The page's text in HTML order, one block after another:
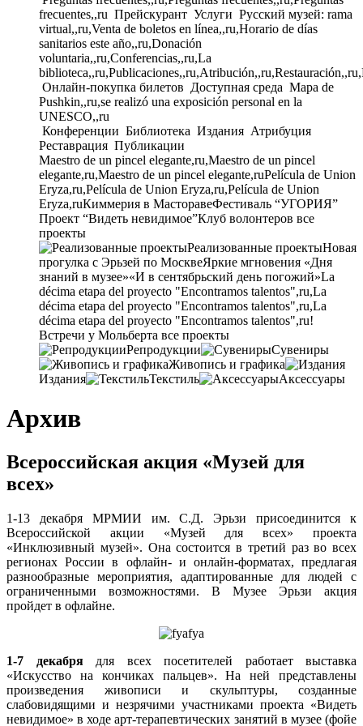
frecuentes,,ru Прейскурант Услуги Русский музей: rama
virtual,,ru,Venta de boletos en línea,,ru,Horario de días
sanitarios este año,,ru,Donación
voluntaria,,ru,Conferencias,,ru,La
Онлайн-покупка билетов Доступная среда Mapa de
Pushkin,,ru,se realizó una exposición personal en la
UNESCO,,ru
Конференции Библиотека Издания Атрибуция
Реставрация Публикации
Maestro de un pincel elegante,ru,Maestro de un pincel
elegante,ru,Maestro de un pincel elegante,ruPelícula de Union
Eryza,ru,Película de Union Eryza,ru,Película de Union
Eryza,ruКиммерия в МасторавеФестиваль “УГОРИЯ”
Проект “Видеть невидимое”Клуб волонтеров все
проекты
Реализованные проектыНовая
прогулка с Эрьзей по МосквеЯркие мгновения «Дня
знаний в музее»«И в сентябрьский день погожий»La
décima etapa del proyecto "Encontramos talentos",ru,La
décima etapa del proyecto "Encontramos talentos",ru,La
décima etapa del proyecto "Encontramos talentos",ru!
Встречи у Мольберта все проекты
Репродукции
Сувениры
Живопись и графика
Издания
Текстиль Аксессуары
Архив
Всероссийская акция «Музей для
всех»
1-13 декабря МРМИИ им. С.Д. Эрьзи присоединится к
Всероссийской акции «Музей для всех» проекта
«Инклюзивный музей». Она состоится в третий раз во всех
регионах России в офлайн- и онлайн-форматах, предлагая
разнообразные мероприятия, адаптированные для людей с
ограниченными возможностями. В Музее Эрьзи акция
пройдет в офлайне.
1-7 декабрядля всех посетителей работает выставка
«Искусство на кончиках пальцев». На ней представлены
произведения живописи и скульптуры, созданные
слабовидящими и незрячими участниками проекта «Видеть
невидимое» в ходе арт-терапевтических занятий в музее (фойе